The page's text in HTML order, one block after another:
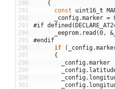
290
291
292
293
294
295
296
297
298
299
300
301
{
const
uint16 t
_config.marker =
#if
_eeprom. read (0, &
#endif
if
( _config.
{
_config.marker
_config.
_config.
_config.